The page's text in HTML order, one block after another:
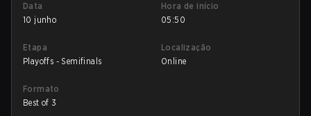
Data
10 junho
Hora de início
05:50
Etapa
Playoffs - Semifinals
Localização
Online
Formato
Best of 3